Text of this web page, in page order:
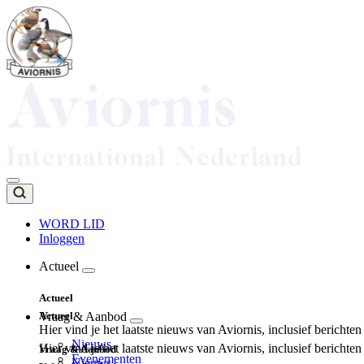
Overslaan
en
naar
de
inhoud
Top
navigation
WORD LID
Inloggen
navigation
Actueel
Actueel
Hier vind je het laatste nieuws van Aviornis, inclusief
Nieuws
Evenementen
Actueel
Hier vind je het laatste nieuws van Aviornis, inclusief
Vraag & Aanbod
Vraag & Aanbod